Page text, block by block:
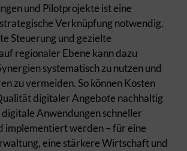
und Pilotprojekte ist eine
Verknüpfung notwendig.
Steuerung und gezielte
regionaler Ebene kann dazu
systematisch zu nutzen und
zu vermeiden. So können Kosten
digitaler Angebote nachhaltig
Anwendungen schneller
implementiert werden – für eine
eine stärkere Wirtschaft und